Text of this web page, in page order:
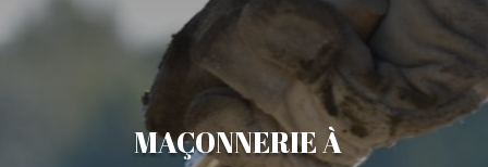
MAÇONNERIE À